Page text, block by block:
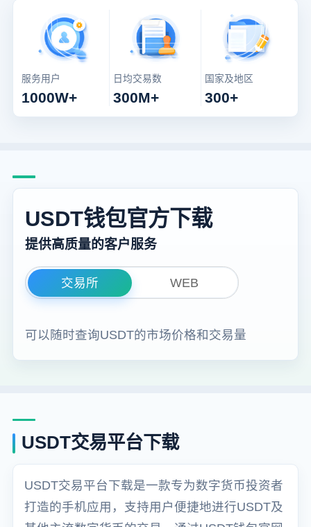
服务用户
1000W+
日均交易数
300M+
国家及地区
300+
USDT钱包官方下载
提供高质量的客户服务
交易所 WEB
可以随时查询USDT的市场价格和交易量
USDT交易平台下载
USDT交易平台下载是一款专为数字货币投资者
打造的手机应用，支持用户便捷地进行USDT及